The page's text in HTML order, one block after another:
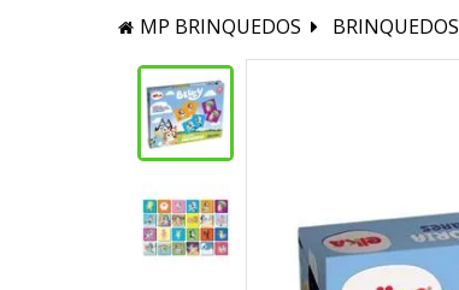
MP BRINQUEDOS BRINQUEDOS